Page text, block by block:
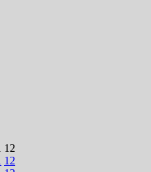
12
12